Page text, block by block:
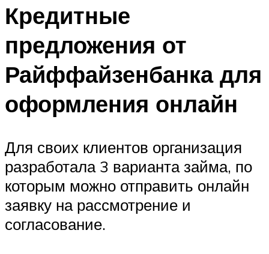
Кредитные
предложения от
Райффайзенбанка для
оформления онлайн
Для своих клиентов организация
разработала 3 варианта займа, по
которым можно отправить онлайн
заявку на рассмотрение и
согласование.